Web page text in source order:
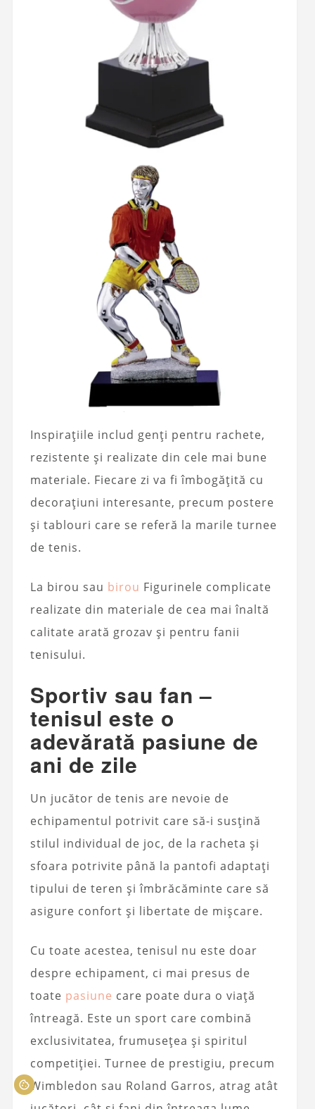
Inspirațiile includ genți pentru rachete,
rezistente și realizate din cele mai bune
materiale. Fiecare zi va fi îmbogățită cu
decorațiuni interesante, precum postere
și tablouri care se referă la marile turnee
de tenis.
La birou sau birou Figurinele complicate
realizate din materiale de cea mai înaltă
calitate arată grozav și pentru fanii
tenisului.
Sportiv sau fan –
tenisul este o
adevărată pasiune de
ani de zile
Un jucător de tenis are nevoie de
echipamentul potrivit care să-i susțină
stilul individual de joc, de la racheta și
sfoara potrivite până la pantofi adaptați
tipului de teren și îmbrăcăminte care să
asigure confort și libertate de mișcare.
Cu toate acestea, tenisul nu este doar
despre echipament, ci mai presus de
toate pasiune care poate dura o viață
întreagă. Este un sport care combină
exclusivitatea, frumusețea și spiritul
competiției. Turnee de prestigiu, precum
Wimbledon sau Roland Garros, atrag atât